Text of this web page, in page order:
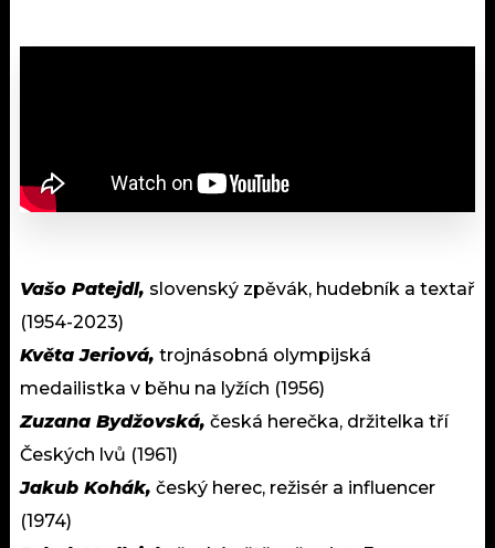
Vašo Patejdl, slovenský zpěvák, hudebník a textař
(1954-2023)
Květa Jeriová, trojnásobná olympijská
medailistka v běhu na lyžích (1956)
Zuzana Bydžovská, česká herečka, držitelka tří
Českých lvů (1961)
Jakub Kohák, český herec, režisér a influencer
(1974)